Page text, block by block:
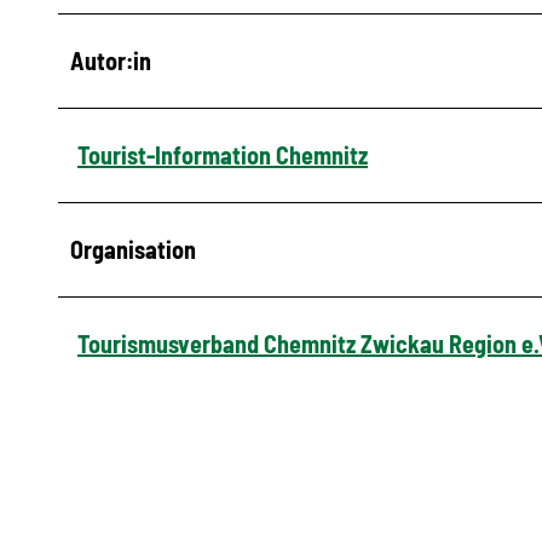
Autor:in
Tourist-Information Chemnitz
Organisation
Tourismusverband Chemnitz Zwickau Region